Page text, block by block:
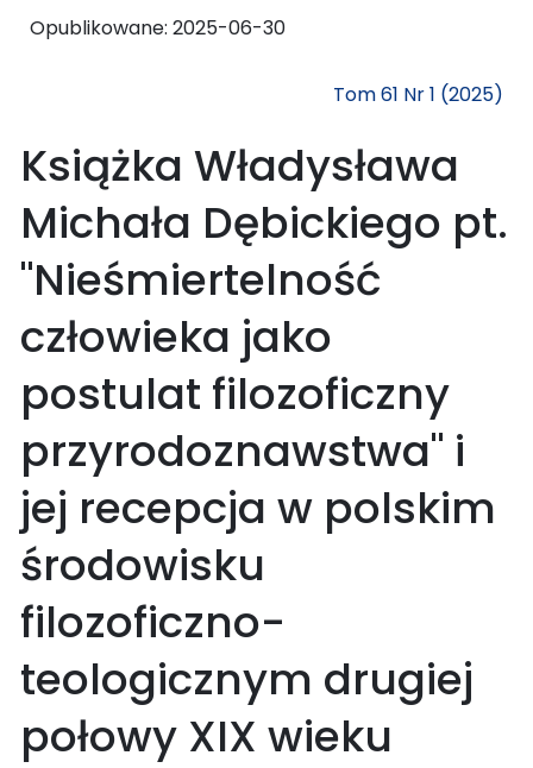
Opublikowane: 2025-06-30
Tom 61 Nr 1 (2025)
Książka Władysława
Michała Dębickiego pt.
"Nieśmiertelność
człowieka jako
postulat filozoficzny
przyrodoznawstwa" i
jej recepcja w polskim
środowisku
filozoficzno-
teologicznym drugiej
połowy XIX wieku